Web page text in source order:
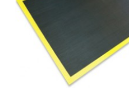
バスステップ用マットスイッチ
エレベーター注意喚起マットスイッチ
セキュリティー用製品
セキュリティ用マットスイッチ